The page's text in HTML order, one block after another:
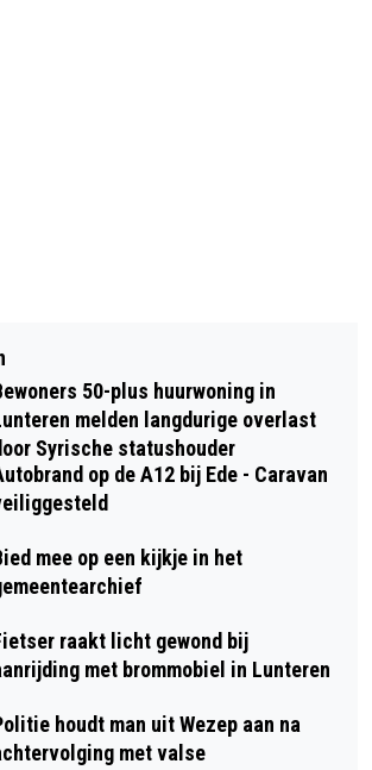
IN DE
BARNEVELD OP 4 MEI
FANATIEKE
NEDERLAND!
50-plus huurwoning in
melden langdurige overlast
Syrische statushouder
op de A12 bij Ede - Caravan
mee op een kijkje in het
raakt licht gewond bij
met brommobiel in Lunteren
houdt man uit Wezep aan na
met valse